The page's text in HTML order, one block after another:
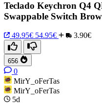
Teclado Keychron Q4
Swappable Switch
49.95€ 54.95€ 3.90€
656
0
MirY_oFerTas
MirY_oFerTas
5d